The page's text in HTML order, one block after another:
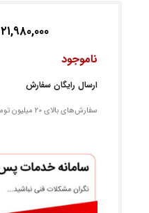
۲۱,۹۸۰,۰۰۰
ناموجود
ارسال رایگان سفارش
سفارش‌های بالای 20 میلیون تومان